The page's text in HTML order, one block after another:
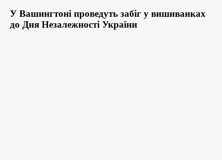
У Вашингтоні проведуть забіг у вишиванках
до Дня Незалежності України